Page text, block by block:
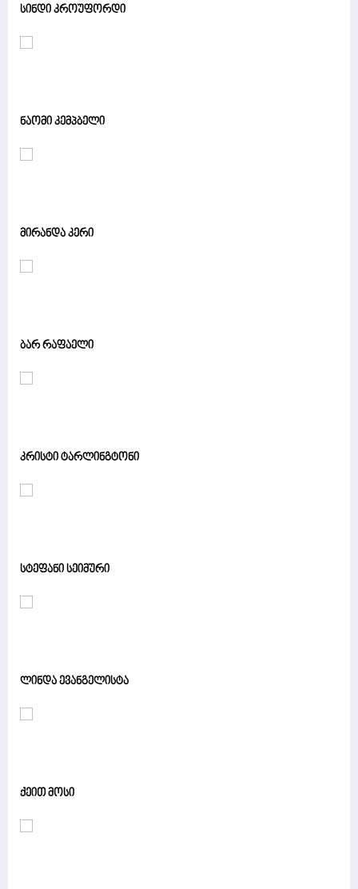
სინდი კროუფორდი
ნაომი კემპბელი
მირანდა კერი
ბარ რაფაელი
კრისტი ტარლინგტონი
სტეფანი სეიმური
ლინდა ევანგელისტა
ქეით მოსი